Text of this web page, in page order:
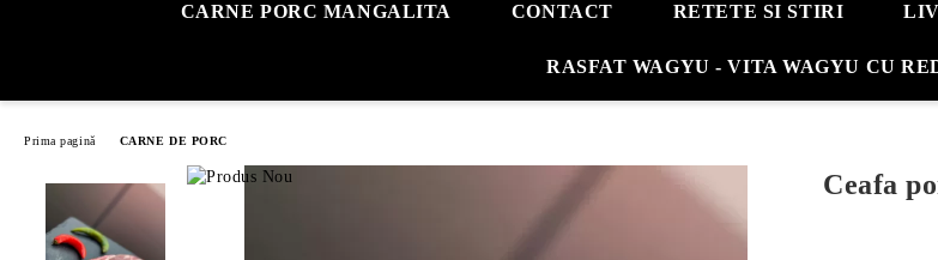
CARNE PORC MANGALITA CONTACT RETETE SI STIRI
RASFAT WAGYU - VITA WAGYU CU
Prima pagină CARNE DE PORC
Ceafa